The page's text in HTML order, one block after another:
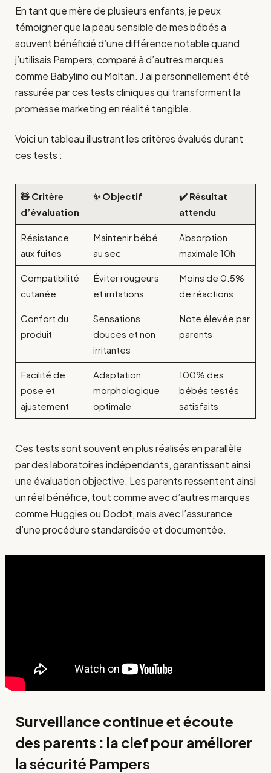
En tant que mère de plusieurs enfants, je peux
témoigner que la peau sensible de mes bébés a
souvent bénéficié d’une différence notable quand
j’utilisais Pampers, comparé à d’autres marques
comme Babylino ou Moltan. J’ai personnellement été
rassurée par ces tests cliniques qui transforment la
promesse marketing en réalité tangible.
Voici un tableau illustrant les critères évalués durant
ces tests :
🧸 Critère
d’évaluation
✨ Objectif
✔️ Résultat
attendu
Résistance
aux fuites
Maintenir bébé
au sec
Absorption
maximale 10h
Compatibilité
cutanée
Éviter rougeurs
et irritations
Moins de 0.5%
de réactions
Confort du
produit
Sensations
douces et non
irritantes
Note élevée par
parents
Facilité de
pose et
ajustement
Adaptation
morphologique
optimale
100% des
bébés testés
satisfaits
Ces tests sont souvent en plus réalisés en parallèle
par des laboratoires indépendants, garantissant ainsi
une évaluation objective. Les parents ressentent ainsi
un réel bénéfice, tout comme avec d’autres marques
comme Huggies ou Dodot, mais avec l’assurance
d’une procédure standardisée et documentée.
Surveillance continue et écoute
des parents : la clef pour améliorer
la sécurité Pampers